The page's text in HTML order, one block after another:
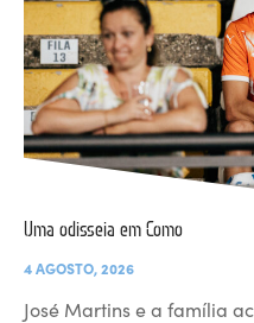
Uma odisseia em Como
4 AGOSTO, 2026
José Martins e a família